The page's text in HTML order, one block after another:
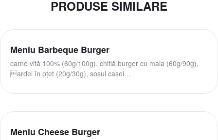
PRODUSE SIMILARE
Meniu Barbeque Burger
carne vită 100% (60g/100g), chiflă burger cu maia (60g/90g),
ardei în oțet (20g/30g), sosul casei…
Meniu Cheese Burger